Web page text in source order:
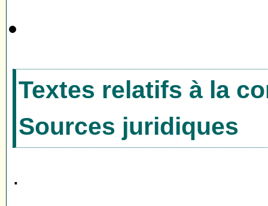
Textes relatifs à la
Sources juridiques
.